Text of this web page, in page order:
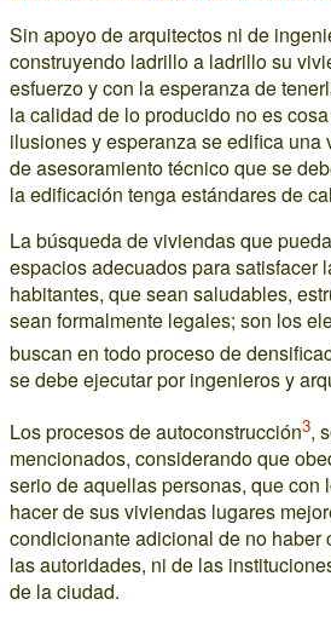
Sin apoyo de arquitectos ni de
construyendo ladrillo a ladrillo su
esfuerzo y con la esperanza de
la calidad de lo producido no es
ilusiones y esperanza se edifica
de asesoramiento técnico que se
la edificación tenga estándares de
La búsqueda de viviendas que
espacios adecuados para satisfacer
habitantes, que sean saludables,
sean formalmente legales; son los
buscan en todo proceso de
se debe ejecutar por ingenieros y
Los procesos de autoconstrucción3,
mencionados, considerando que
serio de aquellas personas, que con
hacer de sus viviendas lugares
condicionante adicional de no haber
las autoridades, ni de las
de la ciudad.